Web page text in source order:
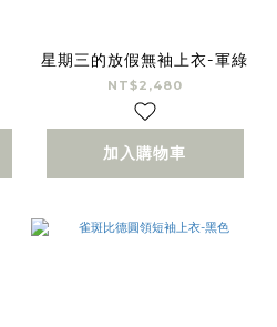
星期三的放假無袖上衣-軍綠
NT$2,480
加入購物車